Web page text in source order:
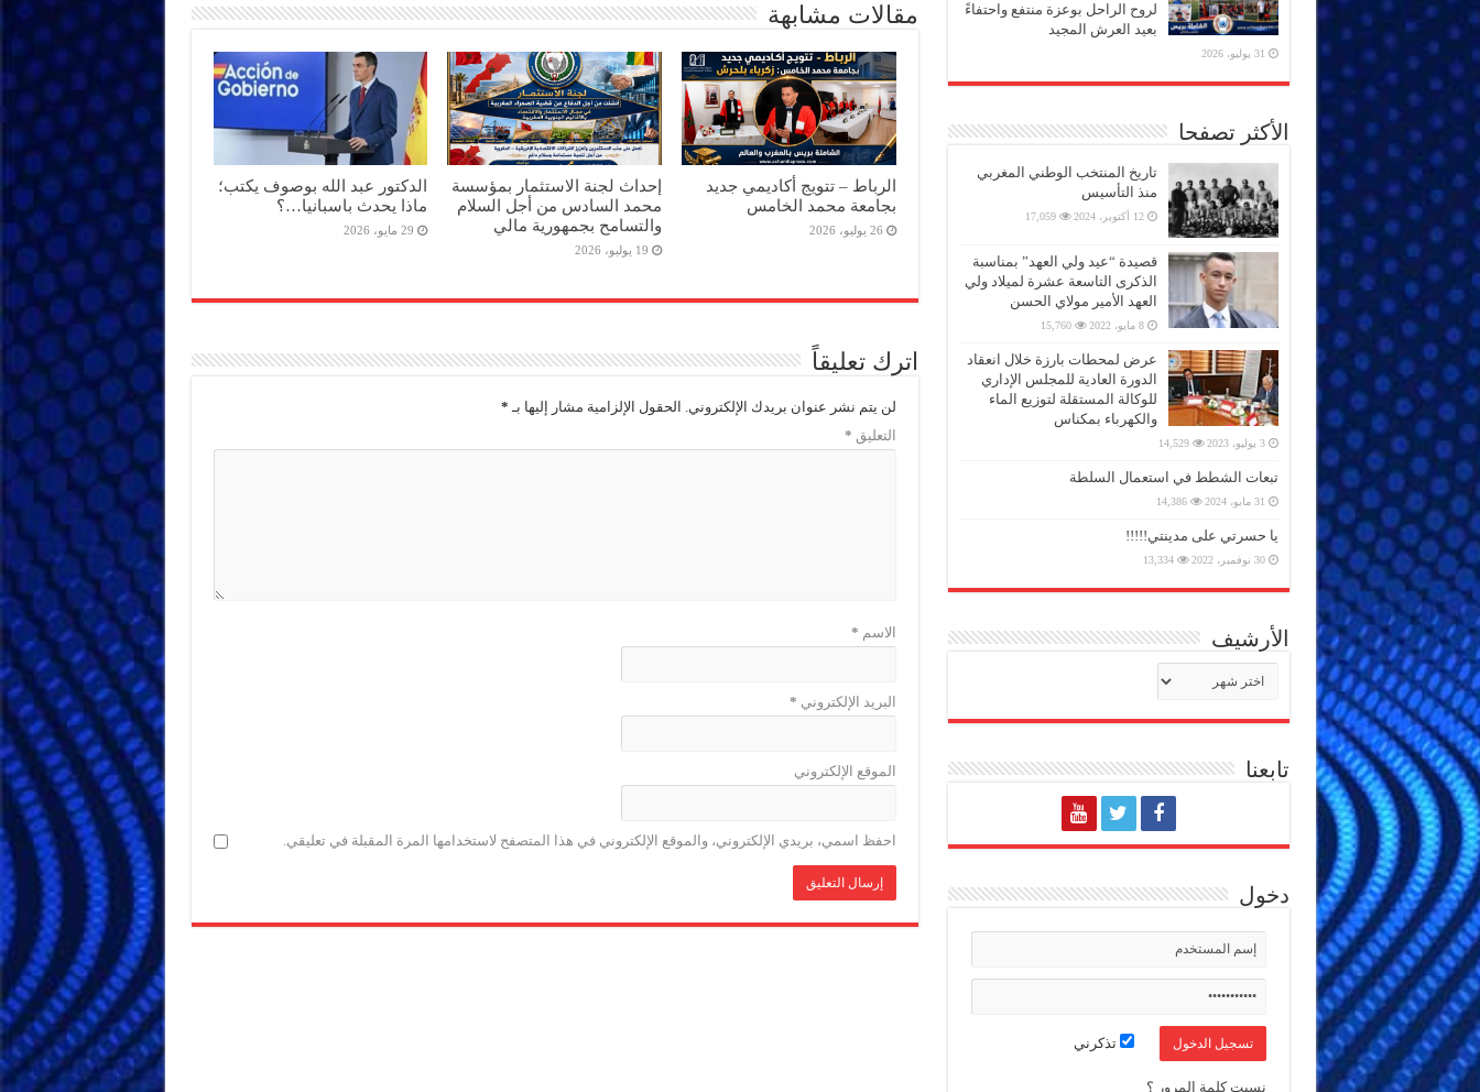
مقالات مشابهة
الرباط – تتويج أكاديمي جديد
بجامعة محمد الخامس
26 يوليو، 2026
إحداث لجنة الاستثمار بمؤسسة
محمد السادس من أجل السلام
والتسامح بجمهورية مالي
19 يوليو، 2026
الدكتور عبد الله بوصوف يكتب؛
ماذا يحدث باسبانيا…؟
29 مايو، 2026
اترك تعليقاً
لن يتم نشر عنوان بريدك الإلكتروني. الحقول الإلزامية مشار إليها بـ *
التعليق *
الاسم *
البريد الإلكتروني *
الموقع الإلكتروني
احفظ اسمي، بريدي الإلكتروني، والموقع الإلكتروني في هذا المتصفح لاستخدامها المرة المقبلة في تعليقي.
لروح الراحل بوعزة منتفع واحتفاءً
بعيد العرش المجيد
31 يوليو، 2026
الأكثر تصفحا
تاريخ المنتخب الوطني المغربي
منذ التأسيس
12 أكتوبر، 2024 17,059
قصيدة “عيد ولي العهد” بمناسبة
الذكرى التاسعة عشرة لميلاد ولي
العهد الأمير مولاي الحسن
8 مايو، 2022 15,760
عرض لمحطات بارزة خلال انعقاد
الدورة العادية للمجلس الإداري
للوكالة المستقلة لتوزيع الماء
والكهرباء بمكناس
3 يوليو، 2023 14,529
تبعات الشطط في استعمال السلطة
31 مايو، 2024 14,386
يا حسرتي على مدينتي!!!!!
30 نوفمبر، 2022 13,334
الأرشيف
تابعنا
دخول
تذكرني
نسيت كلمة المرور ؟